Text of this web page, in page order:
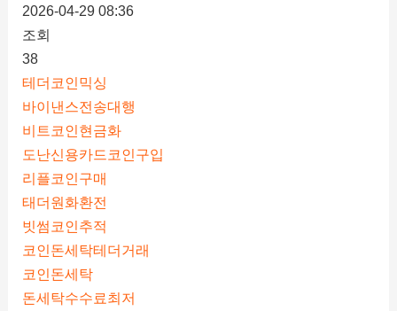
2026-04-29 08:36
조회
38
테더코인믹싱
바이낸스전송대행
비트코인현금화
도난신용카드코인구입
리플코인구매
태더원화환전
빗썸코인추적
코인돈세탁테더거래
코인돈세탁
돈세탁수수료최저